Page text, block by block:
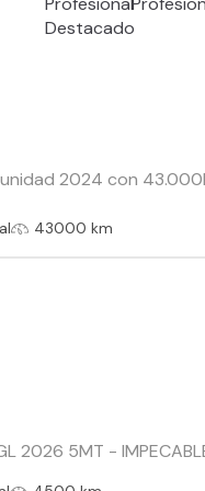
unidad 2024 con
43000 km
GL 2026 5MT -